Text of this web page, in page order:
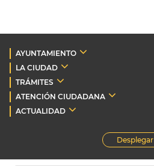
AYUNTAMIENTO
LA CIUDAD
TRÁMITES
ATENCIÓN CIUDADANA
ACTUALIDAD
Desplegar